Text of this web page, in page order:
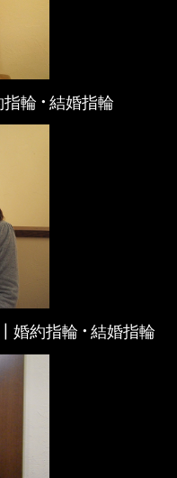
輪・結婚指輪
婚約指輪・結婚指輪